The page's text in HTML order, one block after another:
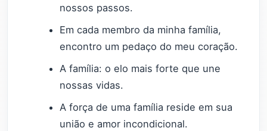
nossos passos.
Em cada membro da minha família,
encontro um pedaço do meu coração.
A família: o elo mais forte que une
nossas vidas.
A força de uma família reside em sua
união e amor incondicional.